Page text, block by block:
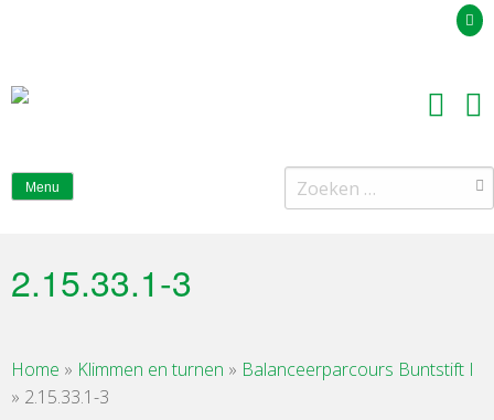
Menu
Zoeken
naar:
2.15.33.1-3
Home » Klimmen en turnen » Balanceerparcours Buntstift I
» 2.15.33.1-3